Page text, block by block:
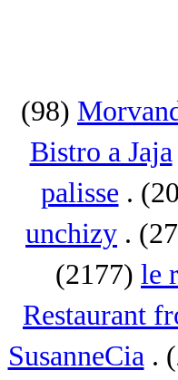
(98)
Bistro a Jaja
palisse .
unchizy .
(2177) le
Restaurant
SusanneCia.